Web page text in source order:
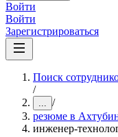
Войти
Войти
Зарегистрироваться
Поиск
/
... /
резюме в
инженер-